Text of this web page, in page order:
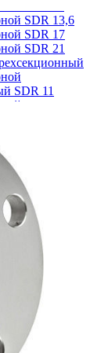
SDR 13,6
SDR 17
SDR 21
SDR 11
SDR 17
SDR 21
SDR 11
SDR 13,6
SDR 17
SDR 21
удлиненный